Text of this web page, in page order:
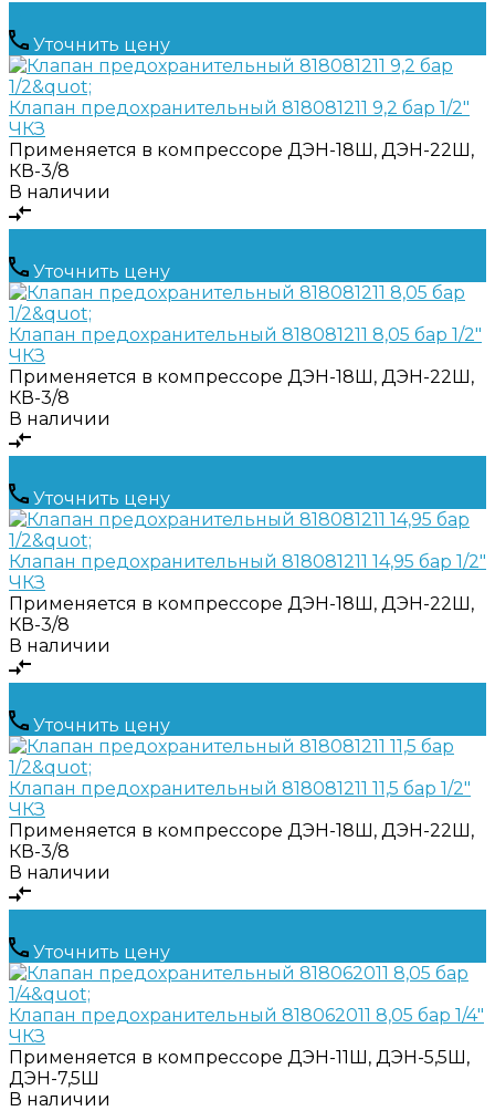
Уточнить цену
Клапан предохранительный 818081211 9,2 бар 1/2"
ЧКЗ
Применяется в компрессоре ДЭН-18Ш, ДЭН-22Ш,
КВ-3/8
В наличии
Уточнить цену
Клапан предохранительный 818081211 8,05 бар 1/2"
ЧКЗ
Применяется в компрессоре ДЭН-18Ш, ДЭН-22Ш,
КВ-3/8
В наличии
Уточнить цену
Клапан предохранительный 818081211 14,95 бар 1/2"
ЧКЗ
Применяется в компрессоре ДЭН-18Ш, ДЭН-22Ш,
КВ-3/8
В наличии
Уточнить цену
Клапан предохранительный 818081211 11,5 бар 1/2"
ЧКЗ
Применяется в компрессоре ДЭН-18Ш, ДЭН-22Ш,
КВ-3/8
В наличии
Уточнить цену
Клапан предохранительный 818062011 8,05 бар 1/4"
ЧКЗ
Применяется в компрессоре ДЭН-11Ш, ДЭН-5,5Ш,
ДЭН-7,5Ш
В наличии